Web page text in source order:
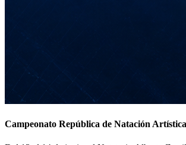
Campeonato República de Natación Artística